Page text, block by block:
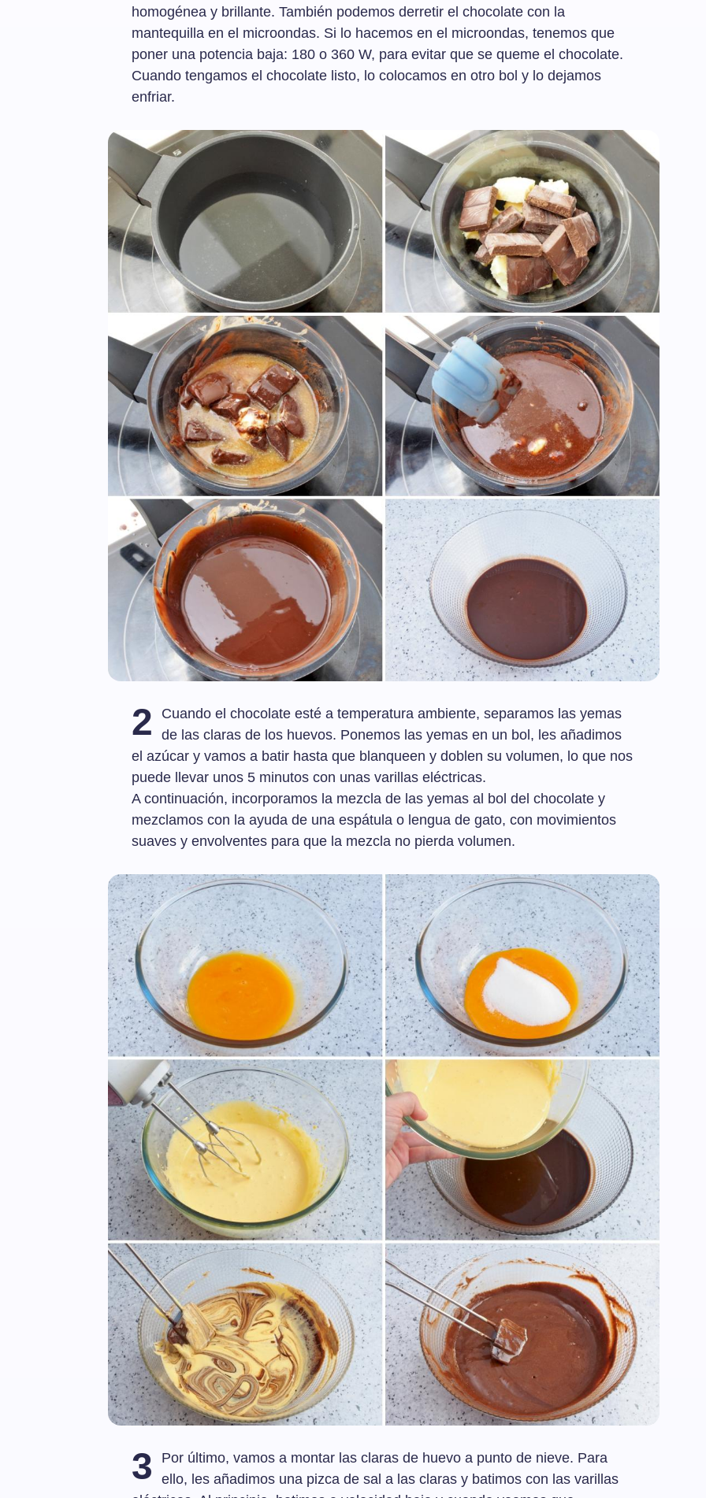
homogénea y brillante. También podemos derretir el chocolate con la
mantequilla en el microondas. Si lo hacemos en el microondas, tenemos que
poner una potencia baja: 180 o 360 W, para evitar que se queme el chocolate.
Cuando tengamos el chocolate listo, lo colocamos en otro bol y lo dejamos
enfriar.
2
Cuando el chocolate esté a temperatura ambiente, separamos las yemas
de las claras de los huevos. Ponemos las yemas en un bol, les añadimos
el azúcar y vamos a batir hasta que blanqueen y doblen su volumen, lo que nos
puede llevar unos 5 minutos con unas varillas eléctricas.
A continuación, incorporamos la mezcla de las yemas al bol del chocolate y
mezclamos con la ayuda de una espátula o lengua de gato, con movimientos
suaves y envolventes para que la mezcla no pierda volumen.
3
Por último, vamos a montar las claras de huevo a punto de nieve. Para
ello, les añadimos una pizca de sal a las claras y batimos con las varillas